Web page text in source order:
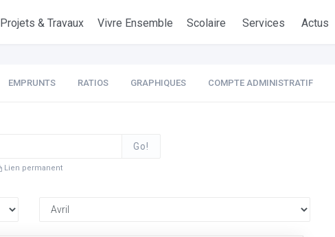
Projets & Travaux Vivre Ensemble Scolaire Services Actus
EMPRUNTS RATIOS GRAPHIQUES COMPTE ADMINISTRATIF
Go!
Lien permanent